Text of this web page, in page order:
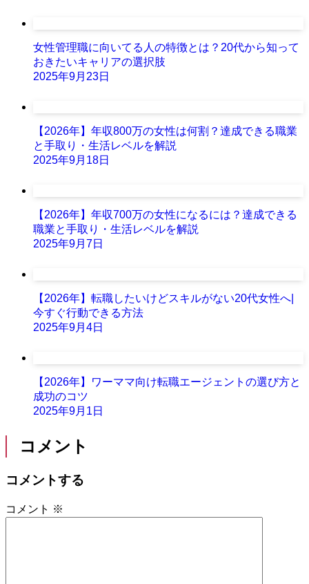
女性管理職に向いてる人の特徴とは？20代から知って
おきたいキャリアの選択肢
2025年9月23日
【2026年】年収800万の女性は何割？達成できる職業
と手取り・生活レベルを解説
2025年9月18日
【2026年】年収700万の女性になるには？達成できる
職業と手取り・生活レベルを解説
2025年9月7日
【2026年】転職したいけどスキルがない20代女性へ|
今すぐ行動できる方法
2025年9月4日
【2026年】ワーママ向け転職エージェントの選び方と
成功のコツ
2025年9月1日
コメント
コメントする
コメント ※